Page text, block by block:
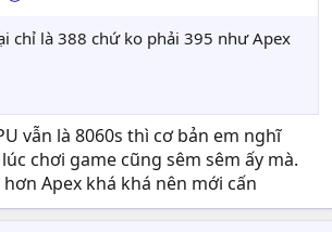
chỉ là 388 chứ ko phải 395 như Apex
vẫn là 8060s thì cơ bản em nghĩ
chơi game cũng sêm sêm ấy mà.
Apex khá khá nên mới cấn